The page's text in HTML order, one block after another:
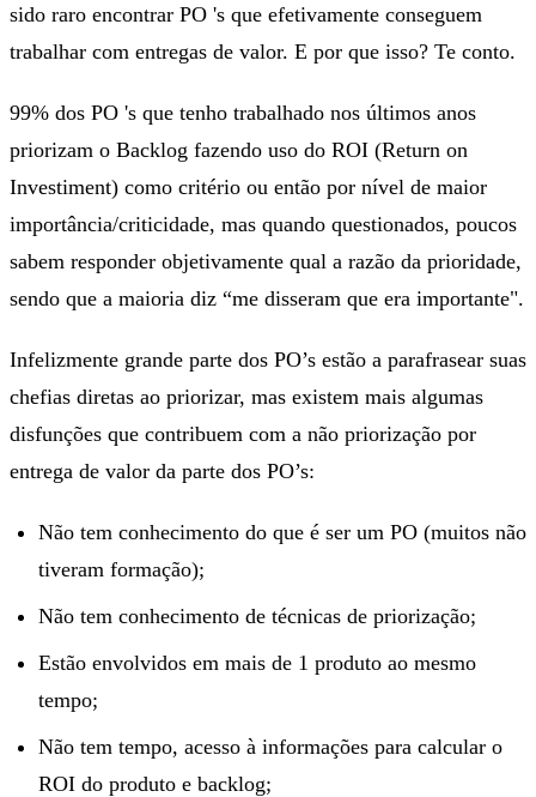
sido raro encontrar PO 's que efetivamente conseguem
trabalhar com entregas de valor. E por que isso? Te conto.
99% dos PO 's que tenho trabalhado nos últimos anos
priorizam o Backlog fazendo uso do ROI (Return on
Investiment) como critério ou então por nível de maior
importância/criticidade, mas quando questionados, poucos
sabem responder objetivamente qual a razão da prioridade,
sendo que a maioria diz “me disseram que era importante".
Infelizmente grande parte dos PO’s estão a parafrasear suas
chefias diretas ao priorizar, mas existem mais algumas
disfunções que contribuem com a não priorização por
entrega de valor da parte dos PO’s:
Não tem conhecimento do que é ser um PO (muitos não
tiveram formação);
Não tem conhecimento de técnicas de priorização;
Estão envolvidos em mais de 1 produto ao mesmo
tempo;
Não tem tempo, acesso à informações para calcular o
ROI do produto e backlog;